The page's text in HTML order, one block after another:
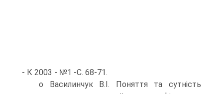
- К 2003 - №1 -С. 68-71.
o Василинчук В.І. Поняття та сутність